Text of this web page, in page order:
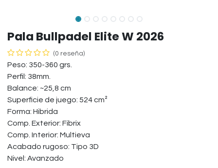
Pala Bullpadel Elite W 2026
(0 reseña)
Peso: 350-360 grs.
Perfil: 38mm.
Balance: ~25,8 cm
Superficie de juego: 524 cm²
Forma: Hibrida
Comp. Exterior: Fibrix
Comp. Interior: Multieva
Acabado rugoso: Tipo 3D
Nivel: Avanzado